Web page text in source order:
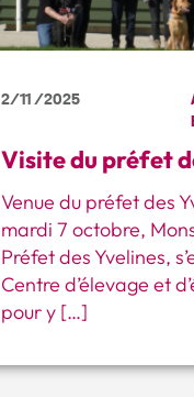
Visite du préfet
Venue du préfet des
mardi 7 octobre,
Préfet des Yvelines,
Centre d’élevage et
pour y […]
2/11 /2025